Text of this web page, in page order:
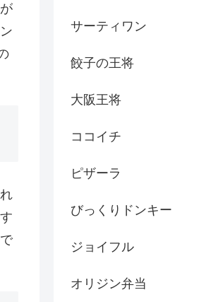
サーティワン
餃子の王将
大阪王将
ココイチ
ピザーラ
びっくりドンキー
ジョイフル
オリジン弁当